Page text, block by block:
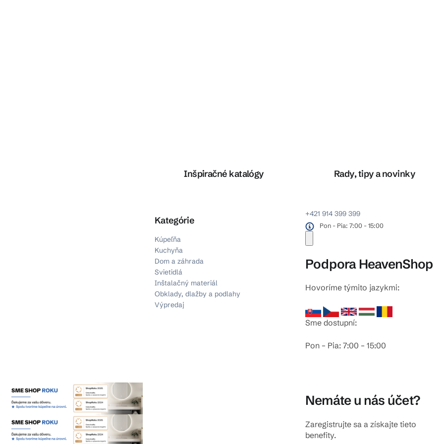
Inšpiračné katalógy Rady, tipy a novinky
+421 914 399 399
Pon - Pia: 7:00 - 15:00
Podpora HeavenShop
Hovoríme týmito jazykmi:
Sme dostupní:
Pon – Pia: 7:00 – 15:00
Nemáte u nás účet?
Zaregistrujte sa a získajte tieto
benefity.
Kategórie
Kúpeľňa
Kuchyňa
Dom a záhrada
Svietidlá
Inštalačný materiál
Obklady, dlažby a podlahy
Výpredaj